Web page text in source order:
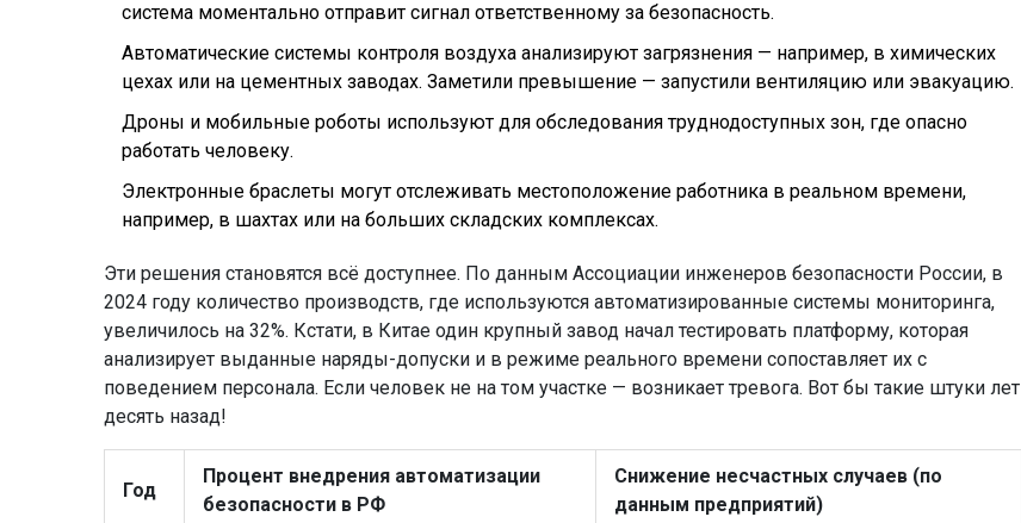
система моментально отправит сигнал ответственному за безопасность.
Автоматические системы контроля воздуха анализируют загрязнения — например, в химических
цехах или на цементных заводах. Заметили превышение — запустили вентиляцию или эвакуацию.
Дроны и мобильные роботы используют для обследования труднодоступных зон, где опасно
работать человеку.
Электронные браслеты могут отслеживать местоположение работника в реальном времени,
например, в шахтах или на больших складских комплексах.
Эти решения становятся всё доступнее. По данным Ассоциации инженеров безопасности России, в
2024 году количество производств, где используются автоматизированные системы мониторинга,
увеличилось на 32%. Кстати, в Китае один крупный завод начал тестировать платформу, которая
анализирует выданные наряды-допуски и в режиме реального времени сопоставляет их с
поведением персонала. Если человек не на том участке — возникает тревога. Вот бы такие штуки лет
десять назад!
Год
Процент внедрения автоматизации
безопасности в РФ
Снижение несчастных случаев (по
данным предприятий)